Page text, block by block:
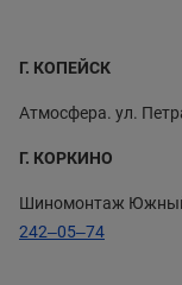
Г. КОПЕЙСК
Атмосфера. ул.
Г. КОРКИНО
Шиномонтаж
242‒05‒74